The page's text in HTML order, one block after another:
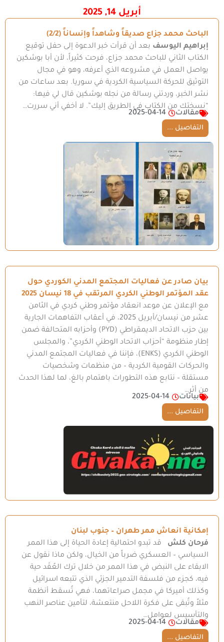
أبريل 14, 2025
الباحث محمد جزاع صديقاً وشاهداً وإنساناً (2/2)
إبراهيم اليوسف بعد أن قرأت خبر الدعوة إلى حفل توقيع
الكتاب الثاني للباحث محمد جزاع، فرحت كثيراً، لأن أبا بوشكين
يواصل العمل في مشروعه الذي أعرفه، وهو في مجال
التوثيق للحركة السياسية الكردية في سوريا. بعد ساعات من
نشر الخبر، وردتني رسالة من نجله بوشكين قال لي فيها:
“نسختك من الكتاب في الطريق إليك”. لا أخفي أني سررت…
مقالات
2025-04-14
التفاصيل ...
بيان صادر عن فعاليات المجتمع المدني الكوردي حول
عقد المؤتمر الوطني الكردي المرتقب في 18 نيسان 2025
مع الإعلان عن موعد انعقاد مؤتمر وطني كردي في الثامن
عشر من نيسان/أبريل 2025، في أعقاب التفاهمات الجارية
بين حزب الاتحاد الديمقراطي (PYD) وأحزابه المتحالفة ضمن
إطار منظومة “أحزاب الاتحاد الوطني الكردي”، والمجلس
الوطني الكردي (ENKS)، فإننا في فعاليات المجتمع المدني
والحركات القومية الكردية – من منظمات وشخصيات
مستقلة – نتابع هذه التطورات باهتمام بالغ، لما لهذا الحدث
من أثر…
بيانات
2025-04-14
التفاصيل ...
إمكانية انعاش ممر طهران – جنوب لبنان
فرحان كلش قد تبدو احتمالية إعادة الحياة إلى هذا الممر
السياسي – العسكري ضرباً من الخيال، ولكن ماذا نقول عن
الابقاء على النبض في هذا الممر من خلال ترك العُقَد حية
فيه، كجزء من فلسفة التدمير الجزئي الذي تتبعه اسرائيل
وكذلك أميركا في مجمل صراعاتهما، فهي تُسقط أنظمة
مثلاً وتُبقى على فكرة اللاحل منتعشة، لتأمين عناصر النهب
والتأسيس لعوامل…
مقالات
2025-04-14
التفاصيل ...